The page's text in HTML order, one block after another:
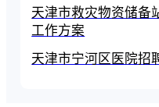
天津市救灾物资储备
工作方案
天津市宁河区医院招